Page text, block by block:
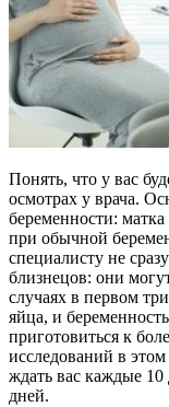
Понять, что у вас
осмотрах у врача.
беременности:
при обычной
специалисту не
близнецов: они
случаях в первом
яйца, и
приготовиться к
исследований в
ждать вас каждые
дней.